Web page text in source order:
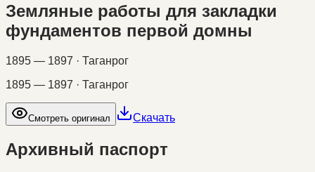
Земляные работы для закладки
фундаментов первой домны
1895 — 1897 · Таганрог
1895 — 1897 · Таганрог
Смотреть оригинал Скачать
Архивный паспорт